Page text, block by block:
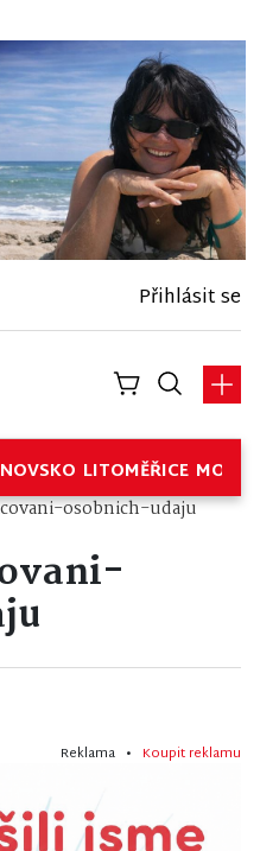
Přihlásit se
LITOMĚŘICE
osobnich-udaju
Reklama • Koupit reklamu